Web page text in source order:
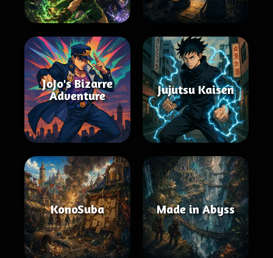
JoJo's Bizarre
Adventure
Jujutsu Kaisen
KonoSuba Made in Abyss